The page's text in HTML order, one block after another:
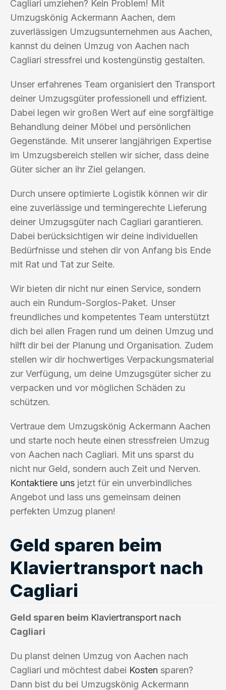
Cagliari umziehen? Kein Problem! Mit
Umzugskönig Ackermann Aachen, dem
zuverlässigen Umzugsunternehmen aus Aachen,
kannst du deinen Umzug von Aachen nach
Cagliari stressfrei und kostengünstig gestalten.
Unser erfahrenes Team organisiert den Transport
deiner Umzugsgüter professionell und effizient.
Dabei legen wir großen Wert auf eine sorgfältige
Behandlung deiner Möbel und persönlichen
Gegenstände. Mit unserer langjährigen Expertise
im Umzugsbereich stellen wir sicher, dass deine
Güter sicher an ihr Ziel gelangen.
Durch unsere optimierte Logistik können wir dir
eine zuverlässige und termingerechte Lieferung
deiner Umzugsgüter nach Cagliari garantieren.
Dabei berücksichtigen wir deine individuellen
Bedürfnisse und stehen dir von Anfang bis Ende
mit Rat und Tat zur Seite.
Wir bieten dir nicht nur einen Service, sondern
auch ein Rundum-Sorglos-Paket. Unser
freundliches und kompetentes Team unterstützt
dich bei allen Fragen rund um deinen Umzug und
hilft dir bei der Planung und Organisation. Zudem
stellen wir dir hochwertiges Verpackungsmaterial
zur Verfügung, um deine Umzugsgüter sicher zu
verpacken und vor möglichen Schäden zu
schützen.
Vertraue dem Umzugskönig Ackermann Aachen
und starte noch heute einen stressfreien Umzug
von Aachen nach Cagliari. Mit uns sparst du
nicht nur Geld, sondern auch Zeit und Nerven.
Kontaktiere uns jetzt für ein unverbindliches
Angebot und lass uns gemeinsam deinen
perfekten Umzug planen!
Geld sparen beim
Klaviertransport nach
Cagliari
Geld sparen beim Klaviertransport nach
Cagliari
Du planst deinen Umzug von Aachen nach
Cagliari und möchtest dabei Kosten sparen?
Dann bist du bei Umzugskönig Ackermann